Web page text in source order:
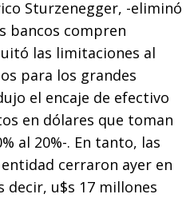
Sturzenegger, -eliminó
bancos compren
las limitaciones al
para los grandes
el encaje de efectivo
en dólares que toman
al 20%-. En tanto, las
cerraron ayer en
decir, u$s 17 millones